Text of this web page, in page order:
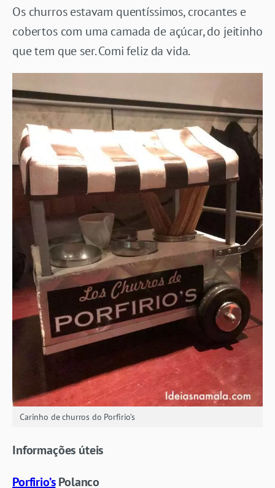
Os churros estavam quentíssimos, crocantes e
cobertos com uma camada de açúcar, do jeitinho
que tem que ser. Comi feliz da vida.
Carinho de churros do Porfirio’s
Informações úteis
Porfirio’sPolanco